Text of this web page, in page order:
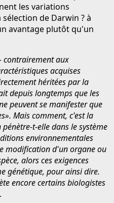
les variations
de Darwin ? à
avantage plutôt qu'un
contrairement aux
acquises
héritées par la
depuis longtemps que les
peuvent se manifester que
Mais comment, c'est la
t-elle dans le système
environnementales
modification d'un organe ou
alors ces exigences
génétique, pour ainsi dire.
encore certains biologistes